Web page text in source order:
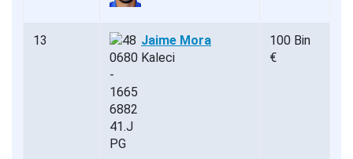
13
Jaime Mora
Kaleci
100 Bin
€